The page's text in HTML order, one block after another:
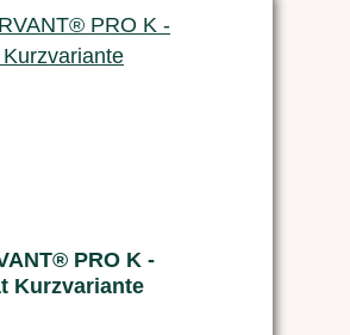
PRO K -
Kurzvariante